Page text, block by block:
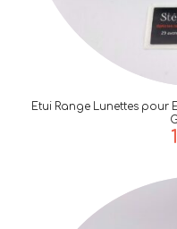
Etui Range Lunettes